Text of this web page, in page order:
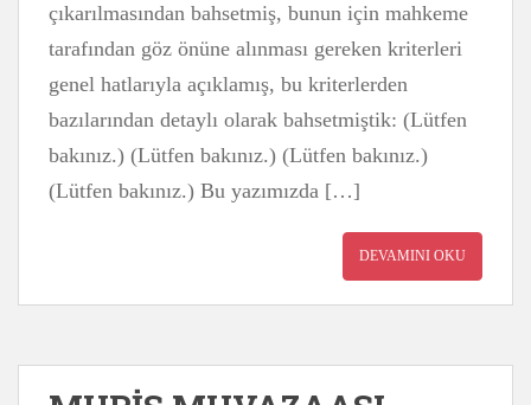
çıkarılmasından bahsetmiş, bunun için mahkeme
tarafından göz önüne alınması gereken kriterleri
genel hatlarıyla açıklamış, bu kriterlerden
bazılarından detaylı olarak bahsetmiştik: (Lütfen
bakınız.) (Lütfen bakınız.) (Lütfen bakınız.)
(Lütfen bakınız.) Bu yazımızda […]
DEVAMINI OKU